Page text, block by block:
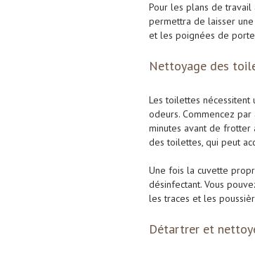
Pour les plans de
permettra de laisser
et les poignées de
Nettoyage des
Les toilettes nécessitent
odeurs. Commencez
minutes avant de frotter
des toilettes, qui peut
Une fois la cuvette
désinfectant. Vous
les traces et les
Détartrer et